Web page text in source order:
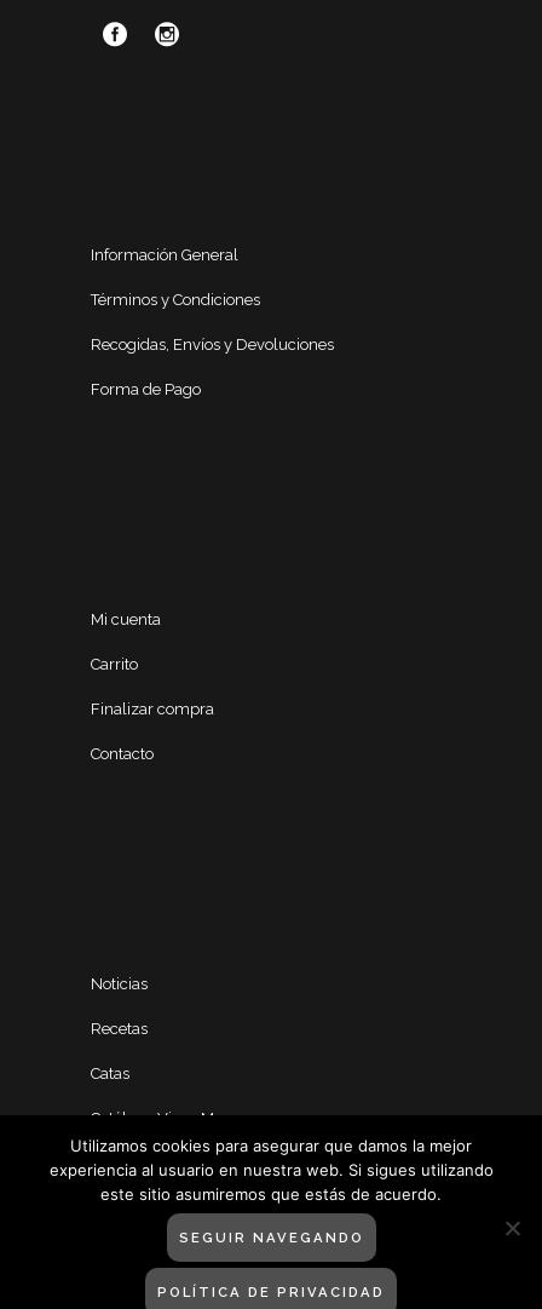
Información General
Términos y Condiciones
Recogidas, Envíos y Devoluciones
Forma de Pago
Mi cuenta
Carrito
Finalizar compra
Contacto
Noticias
Recetas
Catas
Catálogo Vinos Manero
Utilizamos cookies para asegurar que damos la mejor
experiencia al usuario en nuestra web. Si sigues utilizando
este sitio asumiremos que estás de acuerdo.
SEGUIR NAVEGANDO
POLÍTICA DE PRIVACIDAD